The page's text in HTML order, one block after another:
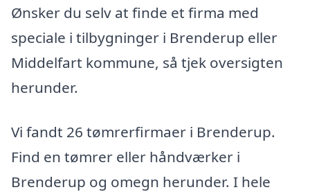
Ønsker du selv at finde et firma med
speciale i tilbygninger i Brenderup eller
Middelfart kommune, så tjek oversigten
herunder.
Vi fandt 26 tømrerfirmaer i Brenderup.
Find en tømrer eller håndværker i
Brenderup og omegn herunder. I hele